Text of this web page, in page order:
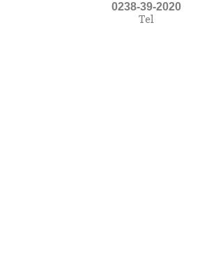
0238-39-2020
Tel